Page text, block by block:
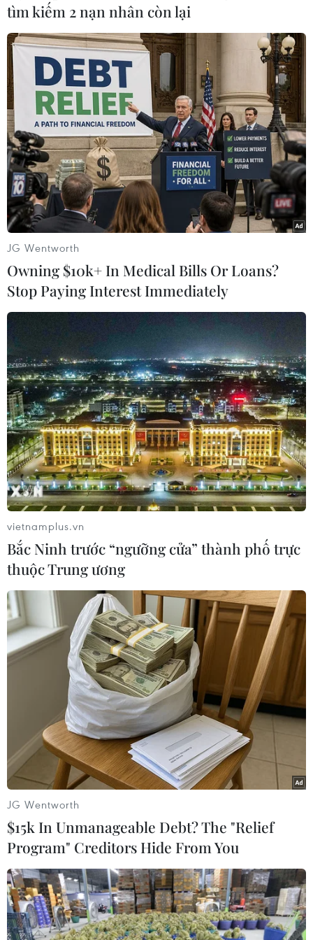
#Thủ tướng Phạm Minh Chính
#Nghị quyết số 30/NQ-CP
#Bảo đảm thuốc
#Trang thiết bị y tế
#Bộ Y tế TP. Hà Nội
Theo dõi VietnamPlus
TIN LIÊN QUAN
Công điện về bảo đảm thuốc, trang thiết
bị y tế phục vụ khám chữa bệnh
06/09/2022 01:49
Thủ tướng yêu cầu đẩy mạnh và quản lý chặt chẽ việc
tổ chức mua sắm, đấu thầu thuốc, thiết bị y tế, bảo đảm
công khai, minh bạch, khoa học, hiệu quả, tránh lãng
phí; phòng chống tiêu cực, tham nhũng.
tìm kiếm 2 nạn nhân còn lại
JG Wentworth
Owning $10k+ In Medical Bills Or Loans?
Stop Paying Interest Immediately
vietnamplus.vn
Bắc Ninh trước “ngưỡng cửa” thành phố trực
thuộc Trung ương
JG Wentworth
$15k In Unmanageable Debt? The "Relief
Program" Creditors Hide From You